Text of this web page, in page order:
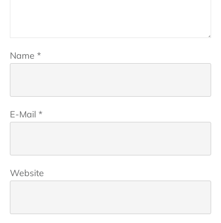
Name *
E-Mail *
Website